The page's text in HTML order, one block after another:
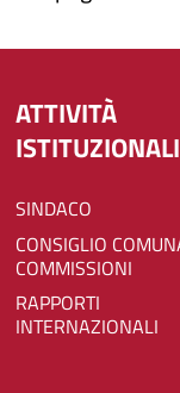
ATTIVITÀ
ISTITUZIONALI
SINDACO
CONSIGLIO COMUNALE E
COMMISSIONI
RAPPORTI
INTERNAZIONALI